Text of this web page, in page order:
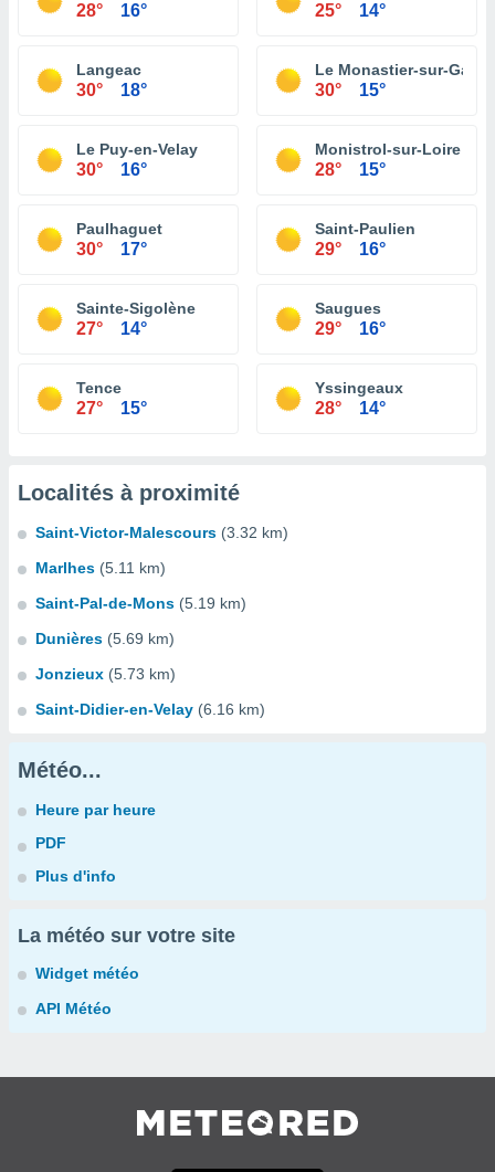
28° 16° 25° 14°
Langeac
30° 18°
Le Monastier-sur-
30° 15°
Le Puy-en-Velay
30° 16°
Monistrol-sur-Loire
28° 15°
Paulhaguet
30° 17°
Saint-Paulien
29° 16°
Sainte-Sigolène
27° 14°
Saugues
29° 16°
Tence
27° 15°
Yssingeaux
28° 14°
Localités à proximité
Saint-Victor-Malescours (3.32 km)
Marlhes (5.11 km)
Saint-Pal-de-Mons (5.19 km)
Dunières (5.69 km)
Jonzieux (5.73 km)
Saint-Didier-en-Velay (6.16 km)
Météo...
Heure par heure
PDF
Plus d'info
La météo sur votre site
Widget météo
API Météo